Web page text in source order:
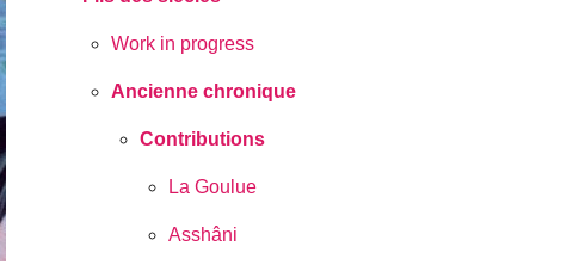
Work in progress
Ancienne chronique
Contributions
La Goulue
Asshâni